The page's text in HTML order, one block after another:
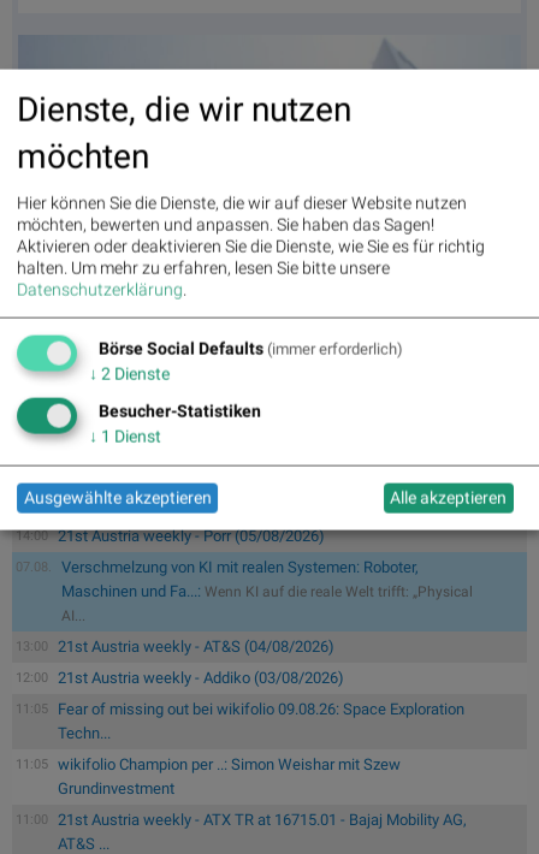
Handschlag, Vertrag, Zusammenarbeit, Deal -
partners-shaking-hands-with.html, (© https://depositphotos.com)
15:00 21st Austria weekly - Kontron, Frequentis (06/08/2026)
14:00 21st Austria weekly - Porr (05/08/2026)
07.08.
Verschmelzung von KI mit realen Systemen: Roboter,
Maschinen und Fa...: Wenn KI auf die reale Welt trifft: „Physical
AI...
13:00 21st Austria weekly - AT&S (04/08/2026)
12:00 21st Austria weekly - Addiko (03/08/2026)
11:05
Fear of missing out bei wikifolio 09.08.26: Space Exploration
Techn...
11:05
wikifolio Champion per ..: Simon Weishar mit Szew
Grundinvestment
11:00
21st Austria weekly - ATX TR at 16715.01 - Bajaj Mobility AG,
AT&S ...
Dienste, die wir nutzen
möchten
Hier können Sie die Dienste, die wir auf dieser Website nutzen
möchten, bewerten und anpassen. Sie haben das Sagen!
Aktivieren oder deaktivieren Sie die Dienste, wie Sie es für richtig
halten. Um mehr zu erfahren, lesen Sie bitte unsere
Datenschutzerklärung.
Börse Social Defaults (immer erforderlich)
↓ 2 Dienste
Besucher-Statistiken
↓ 1 Dienst
Ausgewählte akzeptieren Alle akzeptieren